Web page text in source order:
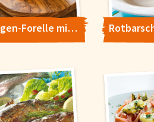
Regenbogen-Forelle mit Kräuter Limetten Marinade